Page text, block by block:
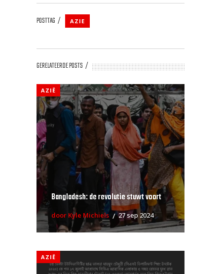
POSTTAG AZIE
GERELATEERDE POSTS
AZIË
Bangladesh: de revolutie stuwt voort
door Kyle Michiels 27 sep 2024
AZIË